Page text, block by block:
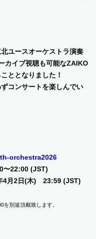
ユースオーケストラ演奏
カイブ視聴も可能なZAIKO
ととなりました！
コンサートを楽しんでい
orchestra2026
〜22:00 (JST)
4月2日(木) 23:59 (JST)
を別途頂戴致します。